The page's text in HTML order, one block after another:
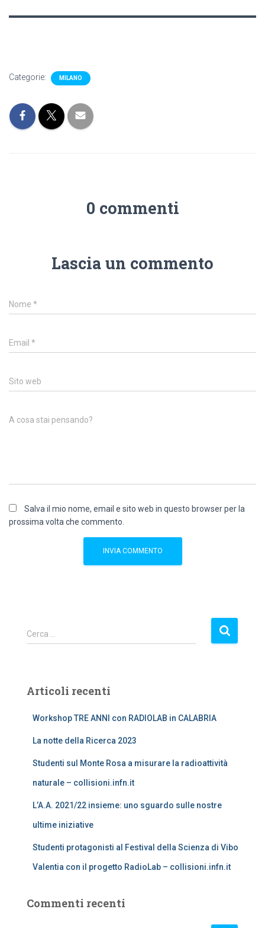
Categorie: MILANO
0 commenti
Lascia un commento
Nome *
Email *
Sito web
A cosa stai pensando?
Salva il mio nome, email e sito web in questo browser per la
prossima volta che commento.
R
i
c
Cerca …
Articoli recenti
Workshop TRE ANNI con RADIOLAB in CALABRIA
La notte della Ricerca 2023
Studenti sul Monte Rosa a misurare la radioattività
naturale – collisioni.infn.it
L’A.A. 2021/22 insieme: uno sguardo sulle nostre
ultime iniziative
Studenti protagonisti al Festival della Scienza di Vibo
Valentia con il progetto RadioLab – collisioni.infn.it
Commenti recenti